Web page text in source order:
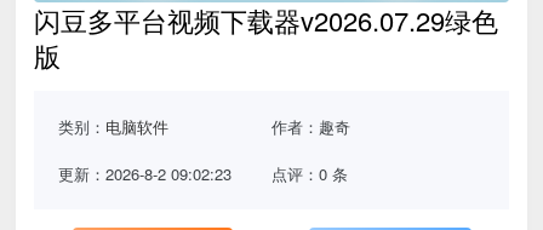
闪豆多平台视频下载器v2026.07.29绿色
版
类别： 电脑软件 作者：趣奇
更新：2026-8-2 09:02:23 点评：0 条